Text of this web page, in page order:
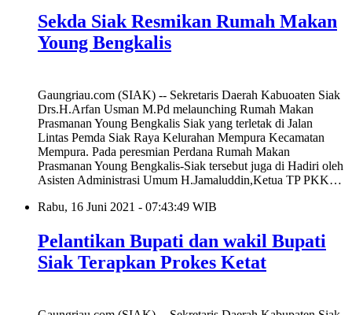
Sekda Siak Resmikan Rumah Makan
Young Bengkalis
Gaungriau.com (SIAK) -- Sekretaris Daerah Kabuoaten Siak
Drs.H.Arfan Usman M.Pd melaunching Rumah Makan
Prasmanan Young Bengkalis Siak yang terletak di Jalan
Lintas Pemda Siak Raya Kelurahan Mempura Kecamatan
Mempura. Pada peresmian Perdana Rumah Makan
Prasmanan Young Bengkalis-Siak tersebut juga di Hadiri oleh
Asisten Administrasi Umum H.Jamaluddin,Ketua TP PKK…
Rabu, 16 Juni 2021 - 07:43:49 WIB
Pelantikan Bupati dan wakil Bupati
Siak Terapkan Prokes Ketat